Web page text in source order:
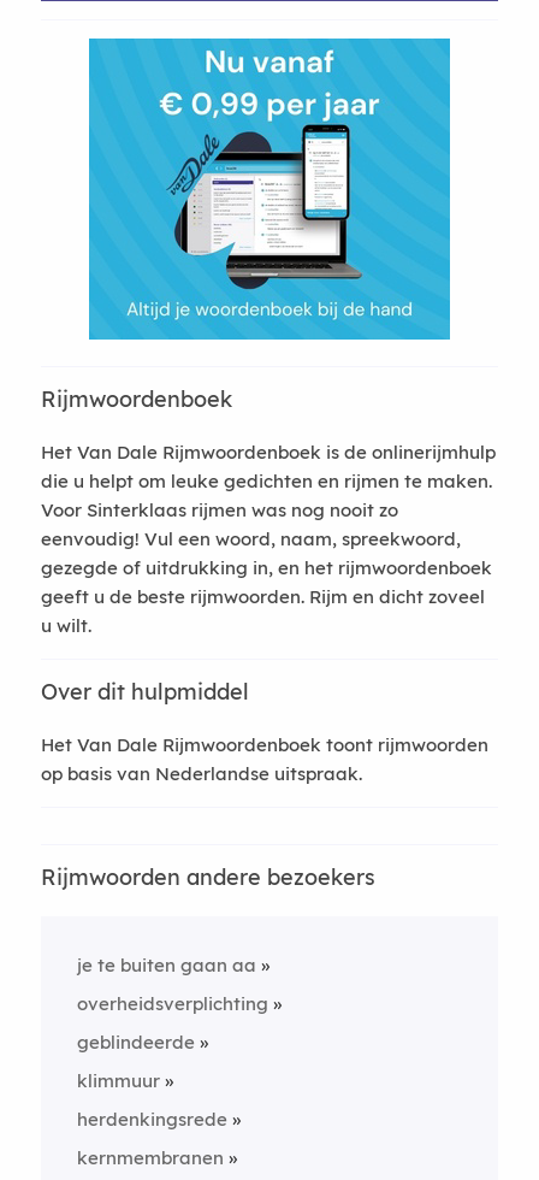
Rijmwoordenboek
Het Van Dale Rijmwoordenboek is de onlinerijmhulp
die u helpt om leuke gedichten en rijmen te maken.
Voor Sinterklaas rijmen was nog nooit zo
eenvoudig! Vul een woord, naam, spreekwoord,
gezegde of uitdrukking in, en het rijmwoordenboek
geeft u de beste rijmwoorden. Rijm en dicht zoveel
u wilt.
Over dit hulpmiddel
Het Van Dale Rijmwoordenboek toont rijmwoorden
op basis van Nederlandse uitspraak.
Rijmwoorden andere bezoekers
je te buiten gaan aa
overheidsverplichting
geblindeerde
klimmuur
herdenkingsrede
kernmembranen